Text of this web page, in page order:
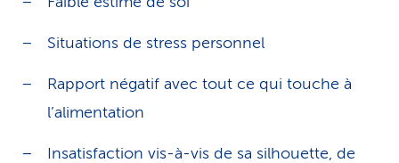
Situations de stress personnel
Rapport négatif avec tout ce qui touche à
l’alimentation
Insatisfaction vis-à-vis de sa silhouette, de